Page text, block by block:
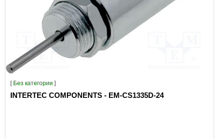
[ Без категории ]
INTERTEC COMPONENTS - EM-CS1335D-24